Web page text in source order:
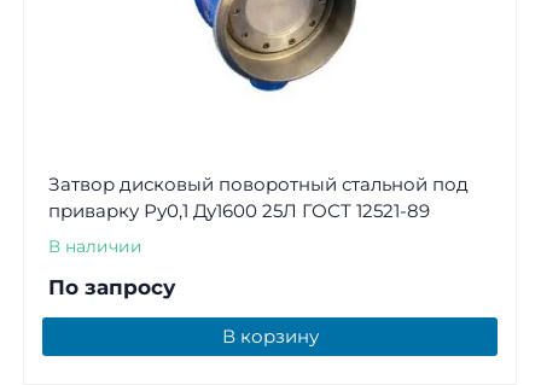
Затвор дисковый поворотный стальной под
приварку Ру0,1 Ду1600 25Л ГОСТ 12521-89
В наличии
По запросу
В корзину